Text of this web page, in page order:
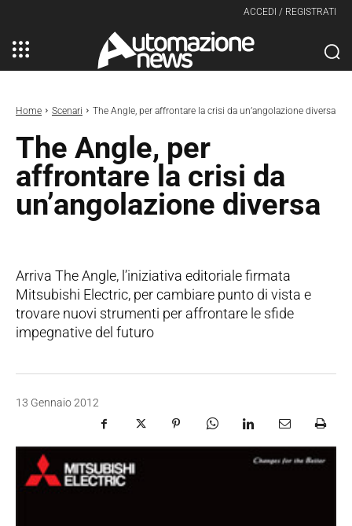
ACCEDI / REGISTRATI
Home Scenari The Angle, per affrontare la crisi da un’angolazione diversa
The Angle, per
affrontare la crisi da
un’angolazione diversa
Arriva The Angle, l’iniziativa editoriale firmata
Mitsubishi Electric, per cambiare punto di vista e
trovare nuovi strumenti per affrontare le sfide
impegnative del futuro
13 Gennaio 2012